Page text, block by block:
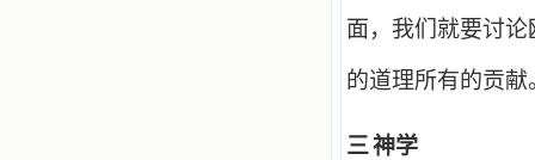
面，我们就要讨
的道理所有的贡献
三神学